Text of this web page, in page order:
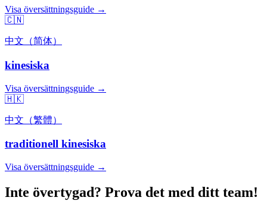
Visa översättningsguide →
🇨🇳
中文（简体）
kinesiska
Visa översättningsguide →
🇭🇰
中文（繁體）
traditionell kinesiska
Visa översättningsguide →
Inte övertygad? Prova det med ditt team!